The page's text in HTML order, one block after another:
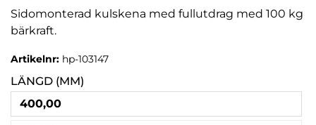
Sidomonterad kulskena med fullutdrag med 100 kg
bärkraft.
Artikelnr: hp-103147
LÄNGD (MM)
400,00